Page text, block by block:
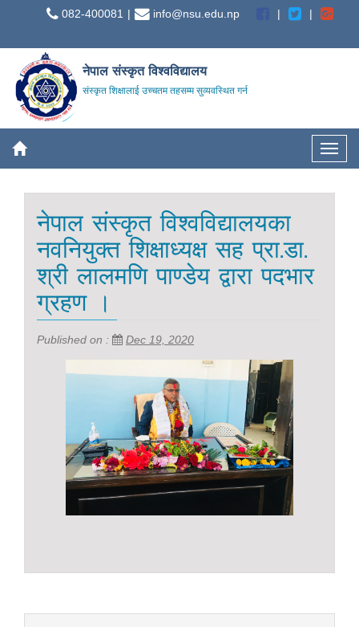
082-400081 info@nsu.edu.np
नेपाल संस्कृत विश्वविद्यालय
संस्कृत शिक्षालाई उच्चतम तहसम्म सुव्यवस्थित गर्न
नेपाल संस्कृत विश्वविद्यालयका
नवनियुक्त शिक्षाध्यक्ष सह प्रा.डा.
श्री लालमणि पाण्डेय द्वारा पदभार
ग्रहण ।
Published on : Dec 19, 2020